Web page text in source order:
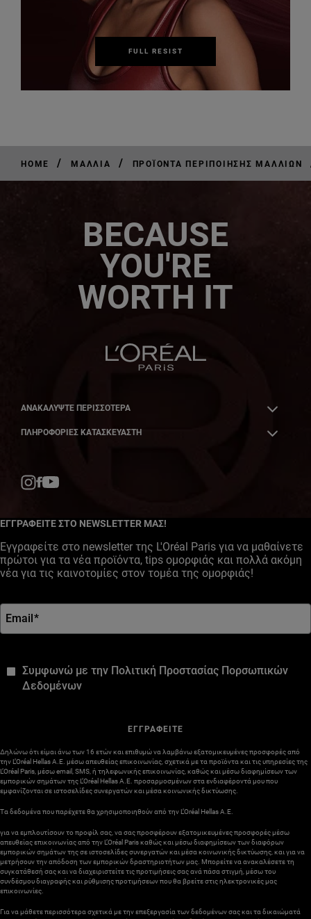
FULL RESIST
HOME / ΜΑΛΛΙΆ / ΠΡΟΪΌΝΤΑ ΠΕΡΙΠΟΊΗΣΗΣ ΜΑΛΛΙΏΝ
BECAUSE
YOU'RE
WORTH IT
ΑΝΑΚΑΛΎΨΤΕ ΠΕΡΙΣΣΌΤΕΡΑ
ΠΛΗΡΟΦΟΡΙΕΣ ΚΑΤΑΣΚΕΥΑΣΤΗ
ΕΓΓΡΑΦΕΙΤΕ ΣΤΟ NEWSLETTER ΜΑΣ!
Εγγραφείτε στο newsletter της L'Oréal Paris για να μαθαίνετε
πρώτοι για τα νέα προϊόντα, tips ομορφιάς και πολλά ακόμη
νέα για τις καινοτομίες στον τομέα της ομορφιάς!
Email*
Συμφωνώ με την Πολιτική Προστασίας Πορσωπικών
Δεδομένων
ΕΓΓΡΑΦΕΙΤΕ
Δηλώνω ότι είμαι άνω των 16 ετών και επιθυμώ να λαμβάνω εξατομικευμένες προσφορές από
την L’Oréal Hellas A.E. μέσω απευθείας επικοινωνίας, σχετικά με τα προϊόντα και τις υπηρεσίες της
L’Oréal Paris, μέσω email, SMS, ή τηλεφωνικής επικοινωνίας, καθώς και μέσω διαφημίσεων των
εμπορικών σημάτων της L’Oréal Hellas A.E. προσαρμοσμένων στα ενδιαφέροντά μου που
εμφανίζονται σε ιστοσελίδες συνεργατών και μέσα κοινωνικής δικτύωσης.
Τα δεδομένα που παρέχετε θα χρησιμοποιηθούν από την L’Oréal Hellas A.E.
για να εμπλουτίσουν το προφίλ σας, να σας προσφέρουν εξατομικευμένες προσφορές μέσω
απευθείας επικοινωνίας από την L’Oréal Paris καθώς και μέσω διαφημίσεων των διαφόρων
εμπορικών σημάτων της σε ιστοσελίδες συνεργατών και μέσα κοινωνικής δικτύωσης, και για να
μετρήσουν την απόδοση των εμπορικών δραστηριοτήτων μας. Μπορείτε να ανακαλέσετε τη
συγκατάθεσή σας και να διαχειριστείτε τις προτιμήσεις σας ανά πάσα στιγμή, μέσω του
συνδέσμου διαγραφής και ρύθμισης προτιμήσεων που θα βρείτε στις ηλεκτρονικές μας
επικοινωνίες.
Για να μάθετε περισσότερα σχετικά με την επεξεργασία των δεδομένων σας και τα δικαιώματά